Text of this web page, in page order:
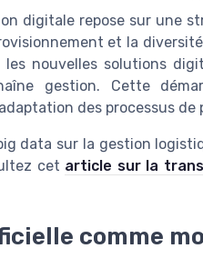
digitale repose sur une
et la
les nouvelles solutions
gestion. Cette
des processus de
data sur la gestion
cet article sur la
comme